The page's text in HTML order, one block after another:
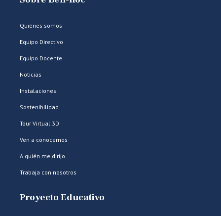
Quiénes somos
Equipo Directivo
Equipo Docente
Noticias
Instalaciones
Sostenibilidad
Tour Virtual 3D
Ven a conocernos
A quién me dirijo
Trabaja con nosotros
Proyecto Educativo